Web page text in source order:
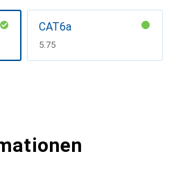
CAT6a
CHF
5.75